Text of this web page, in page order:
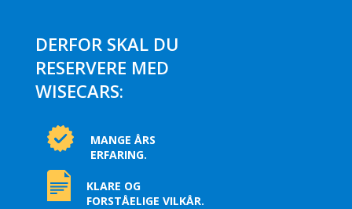
DERFOR SKAL DU
RESERVERE MED
WISECARS:
MANGE ÅRS
ERFARING.
KLARE OG
FORSTÅELIGE VILKÅR.